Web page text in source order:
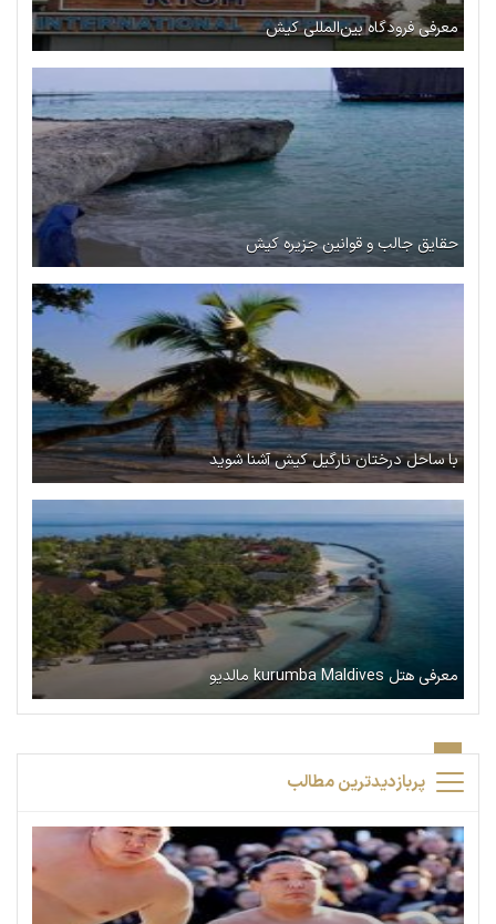
معرفی فرودگاه بین‌المللی کیش
حقایق جالب و قوانین جزیره کیش
با ساحل درختان نارگیل کیش آشنا شوید
معرفی هتل kurumba Maldives مالدیو
پربازدیدترین مطالب